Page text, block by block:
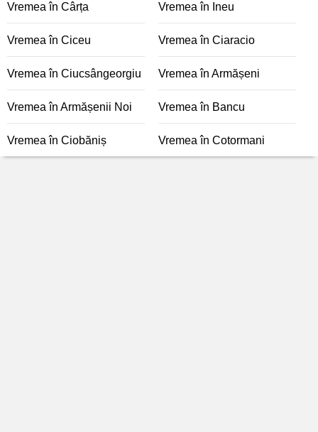
Vremea în Cârța Vremea în Ineu
Vremea în Ciceu Vremea în Ciaracio
Vremea în Ciucsângeorgiu Vremea în Armășeni
Vremea în Armășenii Noi Vremea în Bancu
Vremea în Ciobăniș Vremea în Cotormani